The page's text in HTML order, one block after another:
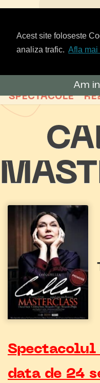
Acest site foloseste
analiza trafic. Afla mai
Am
SPECTACOLE
data de 24